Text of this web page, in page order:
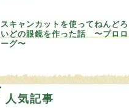
スキャンカットを使ってねんどろ
いどの眼鏡を作った話 〜プロロ
ーグ〜
人気記事